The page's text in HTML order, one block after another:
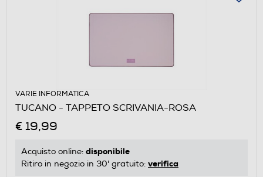
VARIE INFORMATICA
TUCANO - TAPPETO SCRIVANIA-ROSA
€ 19,99
Acquisto online: disponibile
Ritiro in negozio in 30' gratuito: verifica